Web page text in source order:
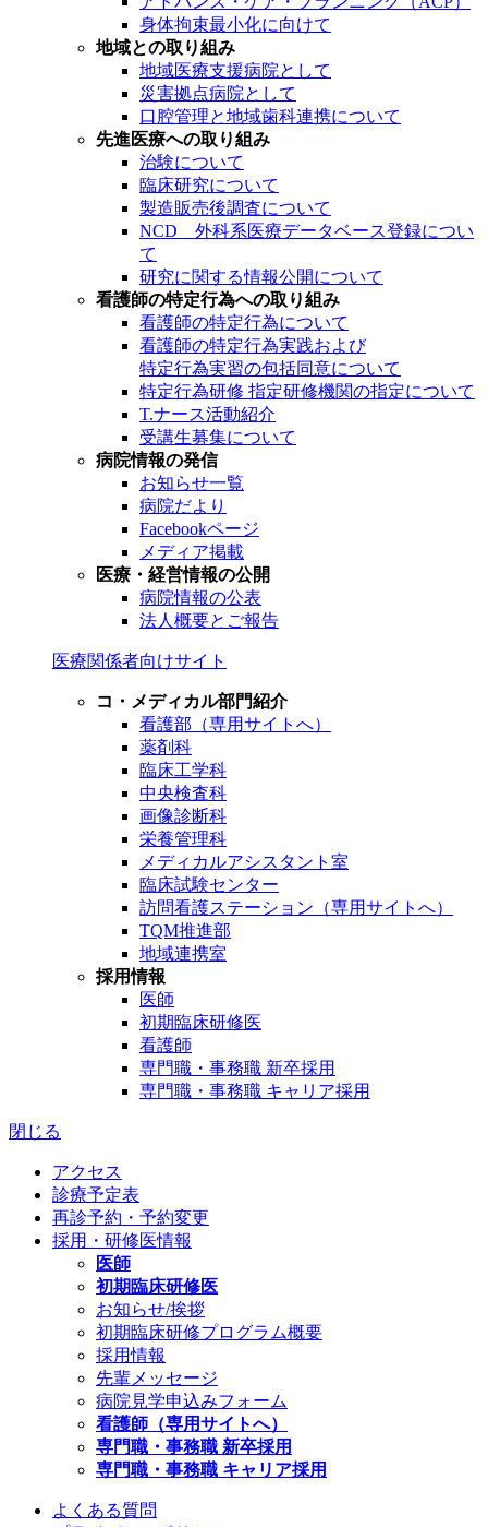
身体拘束最小化に向けて
地域との取り組み
地域医療支援病院として
災害拠点病院として
口腔管理と地域歯科連携について
先進医療への取り組み
治験について
臨床研究について
製造販売後調査について
NCD 外科系医療データベース登録につい
て
研究に関する情報公開について
看護師の特定行為への取り組み
看護師の特定行為について
看護師の特定行為実践および
特定行為実習の包括同意について
特定行為研修 指定研修機関の指定について
T.ナース活動紹介
受講生募集について
病院情報の発信
お知らせ一覧
病院だより
Facebookページ
メディア掲載
医療・経営情報の公開
病院情報の公表
法人概要とご報告
医療関係者向けサイト
コ・メディカル部門紹介
看護部（専用サイトへ）
薬剤科
臨床工学科
中央検査科
画像診断科
栄養管理科
メディカルアシスタント室
臨床試験センター
訪問看護ステーション（専用サイトへ）
TQM推進部
地域連携室
採用情報
医師
初期臨床研修医
看護師
専門職・事務職 新卒採用
専門職・事務職 キャリア採用
閉じる
アクセス
診療予定表
再診予約・予約変更
採用・研修医情報
医師
初期臨床研修医
お知らせ/挨拶
初期臨床研修プログラム概要
採用情報
先輩メッセージ
病院見学申込みフォーム
看護師（専用サイトへ）
専門職・事務職 新卒採用
専門職・事務職 キャリア採用
よくある質問